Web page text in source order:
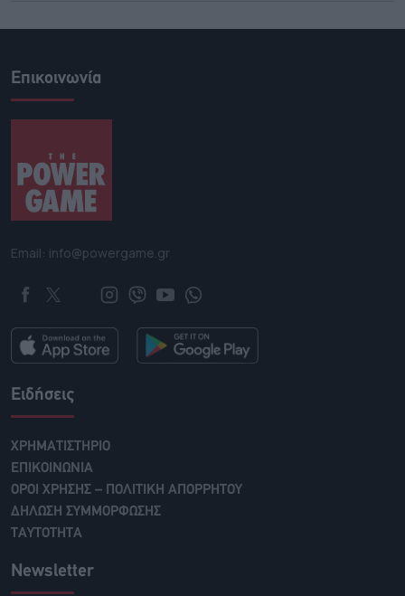
Επικοινωνία
Email: info@powergame.gr
Ειδήσεις
ΧΡΗΜΑΤΙΣΤΗΡΙΟ
ΕΠΙΚΟΙΝΩΝΙΑ
ΟΡΟΙ ΧΡΗΣΗΣ – ΠΟΛΙΤΙΚΗ ΑΠΟΡΡΗΤΟΥ
ΔΗΛΩΣΗ ΣΥΜΜΟΡΦΩΣΗΣ
ΤΑΥΤΟΤΗΤΑ
Newsletter